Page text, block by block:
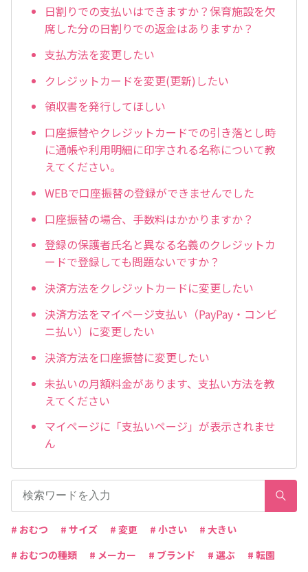
日割りでの支払いはできますか？保育施設を欠
席した分の日割りでの返金はありますか？
支払方法を変更したい
クレジットカードを変更(更新)したい
領収書を発行してほしい
口座振替やクレジットカードでの引き落とし時
に通帳や利用明細に印字される名称について教
えてください。
WEBで口座振替の登録ができませんでした
口座振替の場合、手数料はかかりますか？
登録の保護者氏名と異なる名義のクレジットカ
ードで登録しても問題ないですか？
決済方法をクレジットカードに変更したい
決済方法をマイページ支払い（PayPay・コンビ
ニ払い）に変更したい
決済方法を口座振替に変更したい
未払いの月額料金があります、支払い方法を教
えてください
マイページに「支払いページ」が表示されませ
ん
# おむつ # サイズ # 変更 # 小さい
# 大きい
# おむつの種類
# メーカー # ブランド # 選ぶ # 転園